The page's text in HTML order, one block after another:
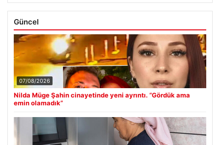
Güncel
07/08/2026
Nilda Müge Şahin cinayetinde yeni ayrıntı. “Gördük ama
emin olamadık”